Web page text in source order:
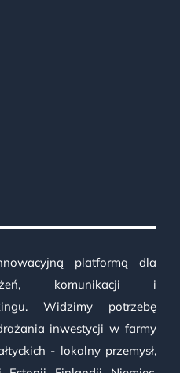
platformą dla
komunikacji i
Widzimy potrzebę
inwestycji w farmy
- lokalny przemysł,